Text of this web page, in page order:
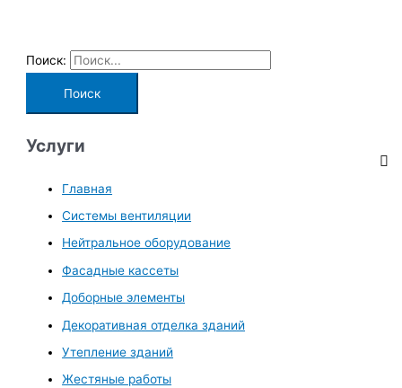
Поиск:
Услуги
Главная
Системы вентиляции
Нейтральное оборудование
Фасадные кассеты
Доборные элементы
Декоративная отделка зданий
Утепление зданий
Жестяные работы